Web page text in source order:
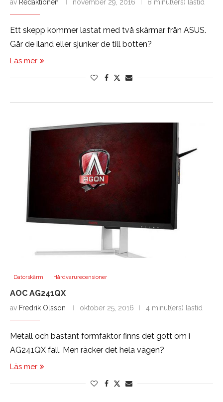
av Redaktionen november 29, 2016 8 minut(ers) lästid
Ett skepp kommer lastat med två skärmar från ASUS.
Går de iland eller sjunker de till botten?
Läs mer
Datorskärm Hårdvarurecensioner
AOC AG241QX
av Fredrik Olsson oktober 25, 2016 4 minut(ers) lästid
Metall och bastant formfaktor finns det gott om i
AG241QX fall. Men räcker det hela vägen?
Läs mer